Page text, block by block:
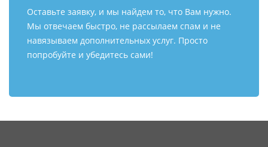
Оставьте заявку, и мы найдем то, что Вам нужно.
Мы отвечаем быстро, не рассылаем спам и не
навязываем дополнительных услуг. Просто
попробуйте и убедитесь сами!